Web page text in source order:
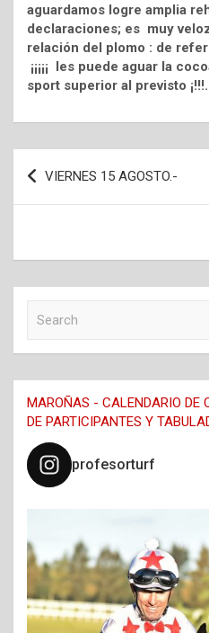
aguardamos logre amplia
declaraciones; es muy
relación del plomo : de
¡¡¡¡¡ les puede aguar la
sport superior al previsto
Navegación
de
VIERNES 15 AGOSTO.-
c
h
MAROÑAS - CALENDARIO DE
DE PARTICIPANTES Y
profesorturf